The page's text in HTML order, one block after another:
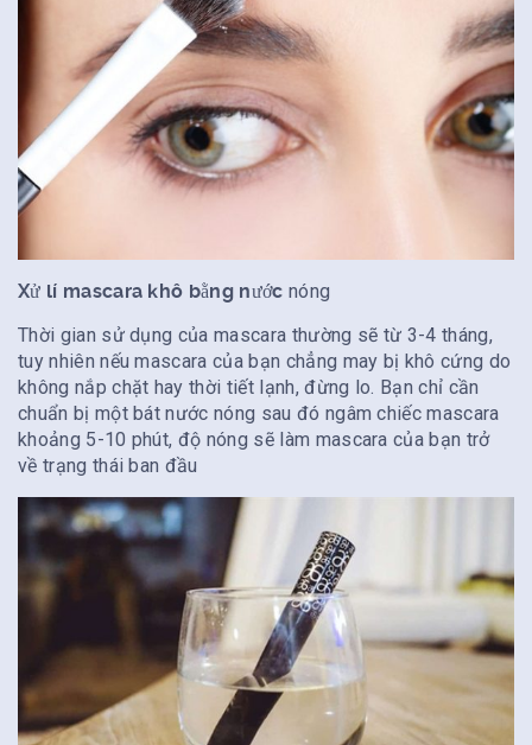
Xử lí mascara khô bằng nước nóng
Thời gian sử dụng của mascara thường sẽ từ 3-4 tháng,
tuy nhiên nếu mascara của bạn chẳng may bị khô cứng do
không nắp chặt hay thời tiết lạnh, đừng lo. Bạn chỉ cần
chuẩn bị một bát nước nóng sau đó ngâm chiếc mascara
khoảng 5-10 phút, độ nóng sẽ làm mascara của bạn trở
về trạng thái ban đầu